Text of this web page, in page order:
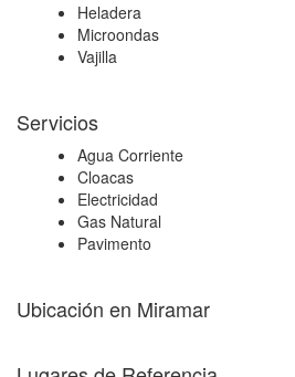
Heladera
Microondas
Vajilla
Servicios
Agua Corriente
Cloacas
Electricidad
Gas Natural
Pavimento
Ubicación en Miramar